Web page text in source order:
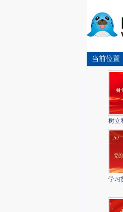
当前位置
树立
学习